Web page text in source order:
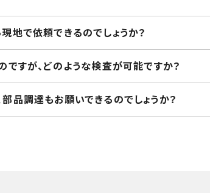
地で依頼できるのでしょうか？
すが、どのような検査が可能ですか？
品調達もお願いできるのでしょうか？